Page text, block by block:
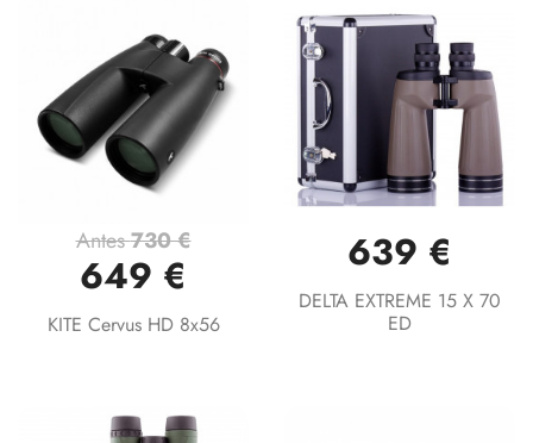
Antes730 €
649 €
KITE Cervus HD 8x56
639 €
DELTA EXTREME 15 X 70
ED